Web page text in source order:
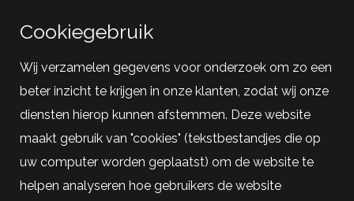
Cookiegebruik
Wij verzamelen gegevens voor onderzoek om zo een
beter inzicht te krijgen in onze klanten, zodat wij onze
diensten hierop kunnen afstemmen. Deze website
maakt gebruik van "cookies" (tekstbestandjes die op
uw computer worden geplaatst) om de website te
helpen analyseren hoe gebruikers de website